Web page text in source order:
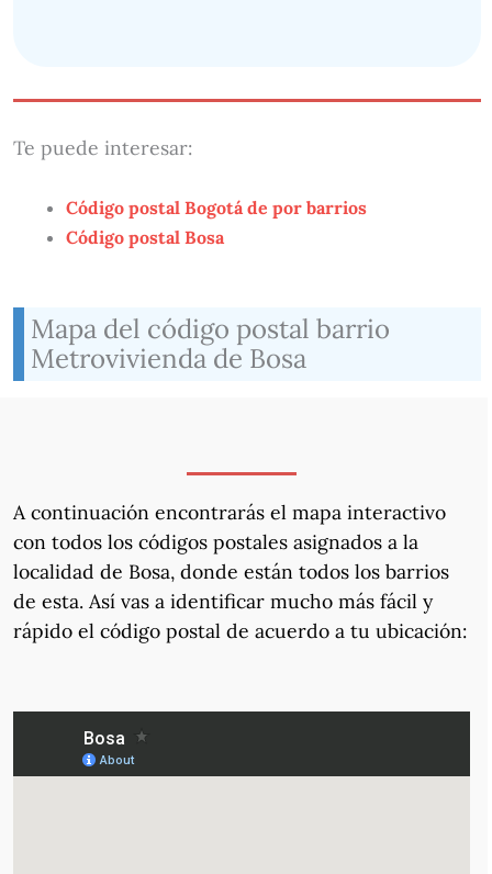
Te puede interesar:
Código postal Bogotá de por barrios
Código postal Bosa
Mapa del código postal barrio
Metrovivienda de Bosa
A continuación encontrarás el mapa interactivo
con todos los códigos postales asignados a la
localidad de Bosa, donde están todos los barrios
de esta. Así vas a identificar mucho más fácil y
rápido el código postal de acuerdo a tu ubicación: